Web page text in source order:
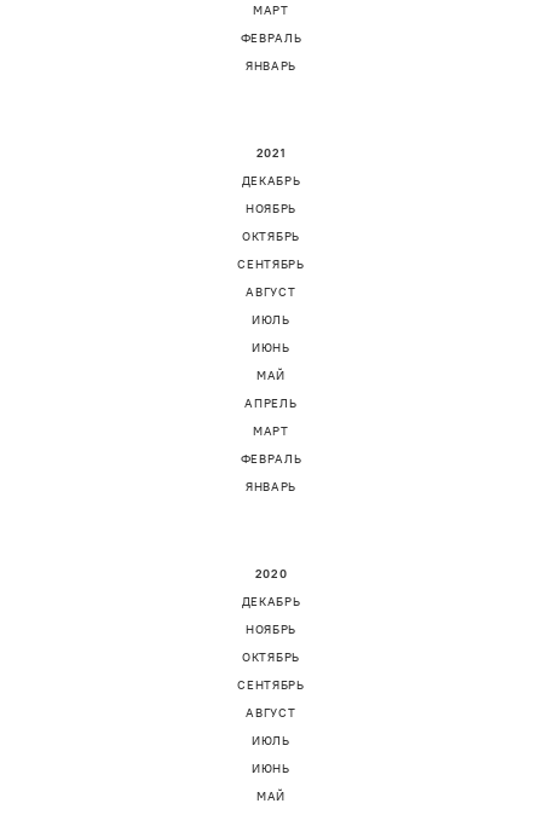
МАРТ
ФЕВРАЛЬ
ЯНВАРЬ
2021
ДЕКАБРЬ
НОЯБРЬ
ОКТЯБРЬ
СЕНТЯБРЬ
АВГУСТ
ИЮЛЬ
ИЮНЬ
МАЙ
АПРЕЛЬ
МАРТ
ФЕВРАЛЬ
ЯНВАРЬ
2020
ДЕКАБРЬ
НОЯБРЬ
ОКТЯБРЬ
СЕНТЯБРЬ
АВГУСТ
ИЮЛЬ
ИЮНЬ
МАЙ